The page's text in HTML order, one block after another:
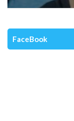
FaceBook